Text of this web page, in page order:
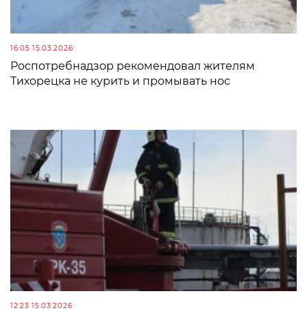
16:05 15.03.2026
Роспотребнадзор рекомендовал жителям
Тихорецка не курить и промывать нос
12:23 15.03.2026